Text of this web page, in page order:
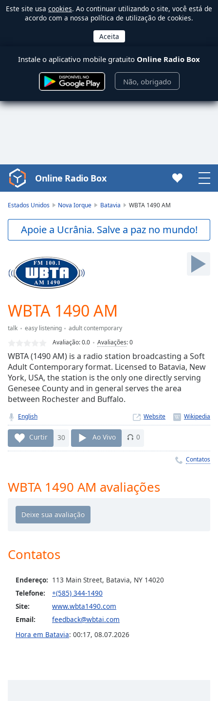
Este site usa cookies. Ao continuar utilizando o site, você está de
acordo com a nossa política de utilização de cookies.
Instale o aplicativo mobile gratuito Online Radio Box
Não, obrigado
Video
Player
Backward
Skip
Forward
Current
Time0:00
Duration-:-
0.00%
Stream
TypeLIVE
Seek to
live,
currently
behind
live LIVE
Remaining
Time-
Playback
Rate
Chapters
off,
selected
Subtitles
subtitles
settings,
Online Radio Box
Estados Unidos Nova Iorque Batavia WBTA 1490 AM
Apoie a Ucrânia. Salve a paz no mundo!
WBTA 1490 AM
talk easy listening
adult contemporary
Avaliação:0.0 Avaliações:0
WBTA (1490 AM) is a radio station broadcasting a Soft
Adult Contemporary format. Licensed to Batavia, New
York, USA, the station is the only one directly serving
Genesee County and in general serves the area
between Rochester and Buffalo.
English Website
Curtir 30 Ao Vivo 0
Contatos
WBTA 1490 AM avaliações
Contatos
Endereço: 113 Main Street, Batavia, NY 14020
Telefone:
+(585) 344-1490
Site:
www.wbta1490.com
Email:
feedback@wbtai.com
Hora em Batavia: 00:17, 08.07.2026